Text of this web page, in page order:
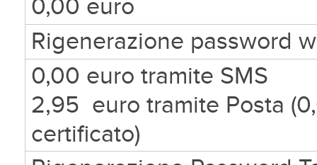
0,00 euro
Rigenerazione password
0,00 euro tramite SMS
2,95 euro tramite Posta
certificato)